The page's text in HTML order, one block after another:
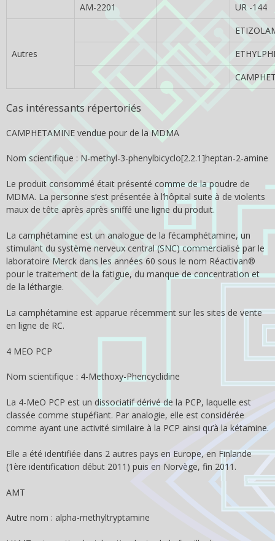
AM-2201
UR -144
Autres
Cas intéressants répertoriés
CAMPHETAMINE vendue pour de la MDMA
Nom scientifique : N-methyl-3-phenylbicyclo[2.2.1]heptan-2-amine
Le produit consommé était présenté comme de la poudre de
MDMA. La personne s’est présentée à l’hôpital suite à de violents
maux de tête après après sniffé une ligne du produit.
La camphétamine est un analogue de la fécamphétamine, un
stimulant du système nerveux central (SNC) commercialisé par le
laboratoire Merck dans les années 60 sous le nom Réactivan®
pour le traitement de la fatigue, du manque de concentration et
de la léthargie.
La camphétamine est apparue récemment sur les sites de vente
en ligne de RC.
4 MEO PCP
Nom scientifique : 4-Methoxy-Phencyclidine
La 4-MeO PCP est un dissociatif dérivé de la PCP, laquelle est
classée comme stupéfiant. Par analogie, elle est considérée
comme ayant une activité similaire à la PCP ainsi qu’à la kétamine.
Elle a été identifiée dans 2 autres pays en Europe, en Finlande
(1ère identification début 2011) puis en Norvège, fin 2011.
AMT
Autre nom : alpha-methyltryptamine